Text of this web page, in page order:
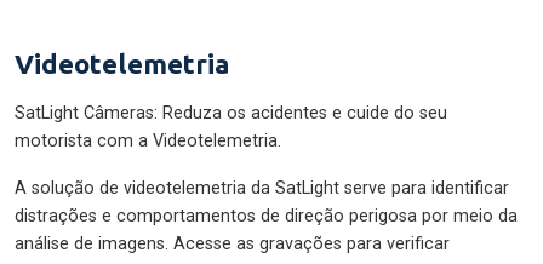
Videotelemetria
SatLight Câmeras: Reduza os acidentes e cuide do seu
motorista com a Videotelemetria.
A solução de videotelemetria da SatLight serve para identificar
distrações e comportamentos de direção perigosa por meio da
análise de imagens. Acesse as gravações para verificar